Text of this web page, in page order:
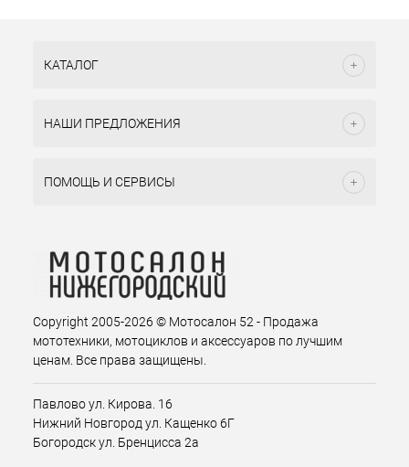
КАТАЛОГ
НАШИ ПРЕДЛОЖЕНИЯ
ПОМОЩЬ И СЕРВИСЫ
Copyright 2005-2026 © Мотосалон 52 - Продажа
мототехники, мотоциклов и аксессуаров по лучшим
ценам. Все права защищены.
Павлово ул. Кирова. 16
Нижний Новгород ул. Кащенко 6Г
Богородск ул. Бренцисса 2а